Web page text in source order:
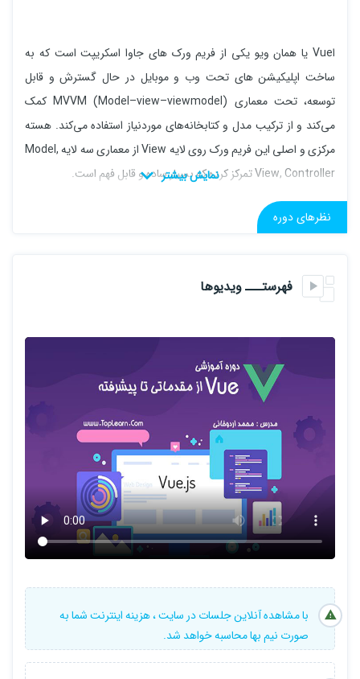
اVue یا همان ویو یکی از فریم ورک‌ های جاوا اسکریپت است که به
ساخت اپلیکیشن ‌های تحت وب و موبایل در حال گسترش و قابل
توسعه، تحت معماری (MVVM (Model–view–viewmodel کمک
می‌کند و از ترکیب مدل و کتابخانه‌های موردنیاز استفاده می‌کند. هسته
مرکزی و اصلی این فریم ورک روی لایه View از معماری سه لایه Model,
View, Controller تمرکز کرده که بسیار ساده و قابل فهم است.
جهت آشنایی بیشتر با این فریم ورک میتوانید مقدمه آموزش را مشاهده
نظرهای دوره
فهرستـــ ویدیوها
با مشاهده آنلاین جلسات در سایت ، هزینه اینترنت شما به
صورت نیم بها محاسبه خواهد شد.